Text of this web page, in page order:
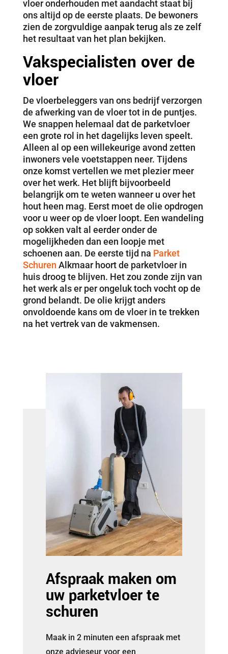
vloer onderhouden met aandacht staat bij
ons altijd op de eerste plaats. De bewoners
zien de zorgvuldige aanpak terug als ze zelf
het resultaat van het plan bekijken.
Vakspecialisten over de
vloer
De vloerbeleggers van ons bedrijf verzorgen
de afwerking van de vloer tot in de puntjes.
We snappen helemaal dat de parketvloer
een grote rol in het dagelijks leven speelt.
Alleen al op een willekeurige avond zetten
inwoners vele voetstappen neer. Tijdens
onze komst vertellen we met plezier meer
over het werk. Het blijft bijvoorbeeld
belangrijk om te weten wanneer u over het
hout heen mag. Eerst moet de olie opdrogen
voor u weer op de vloer loopt. Een wandeling
op sokken valt al eerder onder de
mogelijkheden dan een loopje met
schoenen aan. De eerste tijd na Parket
Schuren Alkmaar hoort de parketvloer in
huis droog te blijven. Het zou zonde zijn van
het werk als er per ongeluk toch vocht op de
grond belandt. De olie krijgt anders
onvoldoende kans om de vloer in te trekken
na het vertrek van de vakmensen.
Afspraak maken om
uw parketvloer te
schuren
Maak in 2 minuten een afspraak met
onze advieseur voor een